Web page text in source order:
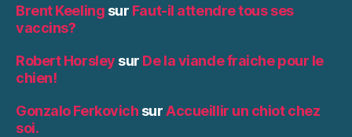
Brent Keeling sur Faut-il attendre tous ses
vaccins?
Robert Horsley sur De la viande fraiche pour le
chien!
Gonzalo Ferkovich surAccueillir un chiot chez
soi.